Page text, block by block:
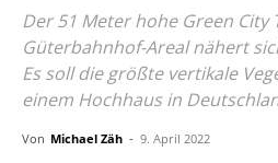
Der 51 Meter hohe Green City
Güterbahnhof-Areal nähert
Es soll die größte vertikale
einem Hochhaus in
Von Michael Zäh - 9. April 2022